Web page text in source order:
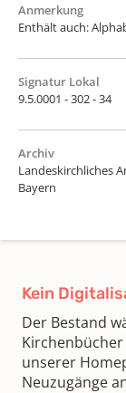
Anmerkung
Enthält auch:
Signatur Lokal
9.5.0001 - 302 - 34
Archiv
Landeskirchliches
Bayern
Kein
Der Bestand
unserer
Neuzugänge